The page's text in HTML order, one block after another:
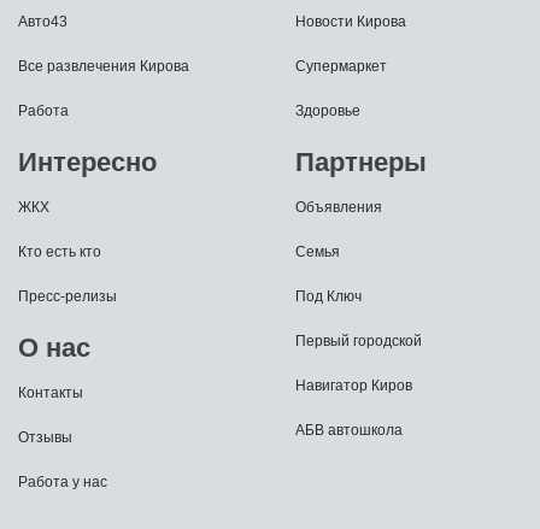
Авто43
Все развлечения Кирова
Работа
Новости Кирова
Супермаркет
Здоровье
Интересно
ЖКХ
Кто есть кто
Пресс-релизы
О нас
Контакты
Отзывы
Работа у нас
Партнеры
Объявления
Семья
Под Ключ
Первый городской
Навигатор Киров
АБВ автошкола